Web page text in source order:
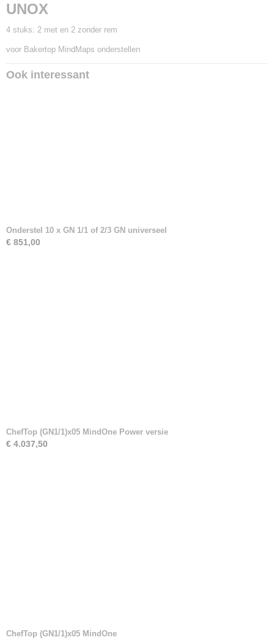
UNOX
4 stuks: 2 met en 2 zonder rem
voor Bakertop MindMaps onderstellen
Ook interessant
Onderstel 10 x GN 1/1 of 2/3 GN universeel
€ 851,00
ChefTop (GN1/1)x05 MindOne Power versie
€ 4.037,50
ChefTop (GN1/1)x05 MindOne